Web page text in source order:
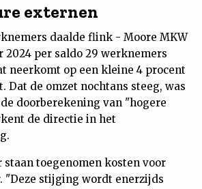
externen
daalde flink - Moore MKW
2024 per saldo 29 werknemers
neerkomt op een kleine 4 procent
Dat de omzet nochtans steeg, was
doorberekening van "hogere
de directie in het
staan toegenomen kosten voor
"Deze stijging wordt enerzijds